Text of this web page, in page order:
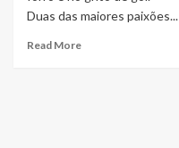
Duas das maiores paixões...
Read MoreRead